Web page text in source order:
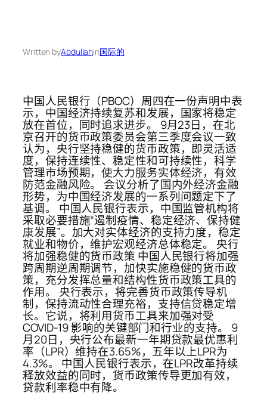
Written byAbdullahin国际的
中国人民银行（PBOC）周四在一份声明中表
示，中国经济持续复苏和发展，国家将稳定
放在首位，同时追求进步。 9月23日，在北
京召开的货币政策委员会第三季度会议一致
认为，央行坚持稳健的货币政策，即灵活适
度，保持连续性、稳定性和可持续性，科学
管理市场预期，使大力服务实体经济，有效
防范金融风险。 会议分析了国内外经济金融
形势，为中国经济发展的一系列问题定下了
基调。 中国人民银行表示，中国监管机构将
采取必要措施“遏制疫情、稳定经济、保持健
康发展”。加大对实体经济的支持力度，稳定
就业和物价，维护宏观经济总体稳定。 央行
将加强稳健的货币政策 中国人民银行将加强
跨周期逆周期调节，加快实施稳健的货币政
策，充分发挥总量和结构性货币政策工具的
作用。 央行表示，将完善货币政策传导机
制，保持流动性合理充裕，支持信贷稳定增
长。它说，将利用货币工具来加强对受
COVID-19 影响的关键部门和行业的支持。 9
月20日，央行公布最新一年期贷款最优惠利
率（LPR）维持在3.65%，五年以上LPR为
4.3%。 中国人民银行表示，在LPR改革持续
释放效益的同时，货币政策传导更加有效，
贷款利率稳中有降。